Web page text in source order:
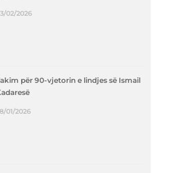
02/2026
për 90-vjetorin e lindjes së Ismail
01/2026